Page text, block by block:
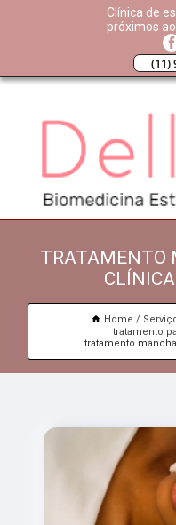
Clínica de
próximos
(11)
TRATAMENTO
Home
tratamento
tratamento